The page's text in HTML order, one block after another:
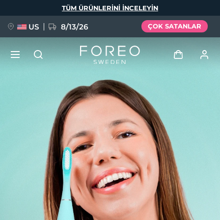
TÜM ÜRÜNLERINI INCELEYIN
US 8/13/26 ÇOK SATANLAR
Kullanici profi̇li̇
Cihazlarım
Siparişlerim
Adresim
Aboneliklerim
FAQ™ Pure Beauty-Tech Elixir
BREAKING NEWS
issa™ Teeth Whitening Set
Dil Seçimi
Deutsch
Español
Français
Italiano
Português
Svenska
Русский
简体中文 繁體中文